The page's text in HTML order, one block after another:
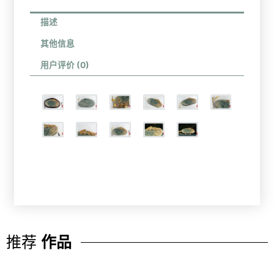
描述
其他信息
用户评价 (0)
推荐 作品